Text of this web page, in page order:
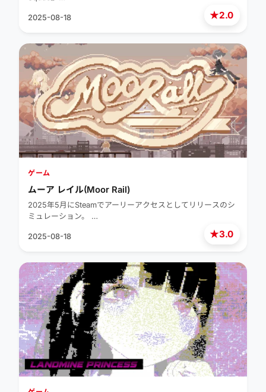
★2.0
2025-08-18
★3.0
ゲーム
ムーア レイル(Moor Rail)
2025年5月にSteamでアーリーアクセスとしてリリースのシ
ミュレーション。 …
2025-08-18